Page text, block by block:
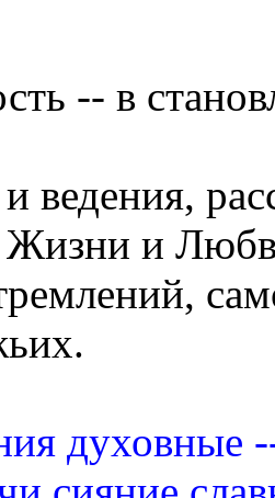
-- в
ведения,
Жизни и
духовные